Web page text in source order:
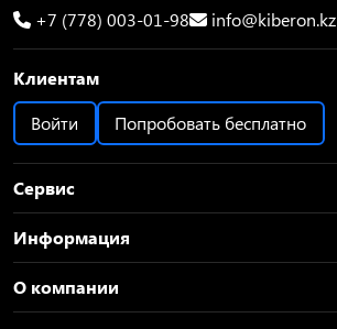
+7 (778) 003-01-98
info@kiberon.kz
Клиентам
Войти
Попробовать бесплатно
Сервис
Информация
О компании